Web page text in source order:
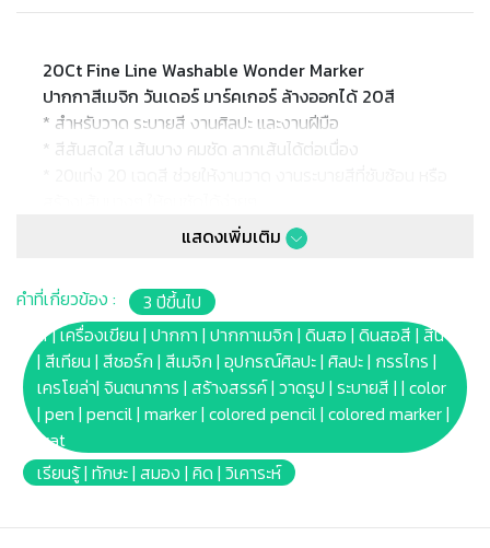
20Ct Fine Line Washable Wonder Marker
ปากกาสีเมจิก วันเดอร์ มาร์คเกอร์ ล้างออกได้ 20สี
* สำหรับวาด ระบายสี งานศิลปะ และงานฝีมือ
* สีสันสดใส เส้นบาง คมชัด ลากเส้นได้ต่อเนื่อง
* สีล้างออกได้ สามารถล้างสีออกจากผิวหนัง หรือซักออก
ฟอกขาว หรือน้ำยาฟอกผ้าขาวคลอรีน บลีช ซักซ้ำอีกครั้ง
หากคราบเลอะยังไม่หมด
* หลีกเลี่ยกการใช้งานสีบนวอลล์เปเปอร์ ผนังที่ทาสี ไม้ ไวนิล
พรม และวัสดุอื่นๆที่ไม่สามารถซักล้างได้
* หลังจากการทำความสะอาด สีอาจยังหลงเหลือจางๆ ขึ้นอยู่
กับวัสดุที่เลอะ ถือเป็นปกติ
* ไม่มีสารพิษ ปลอดภัย 100%
* ไม่เหมาะกับเด็กอายุต่ำกว่า 36เดือน ห้ามนำเข้าปาก หู จมูก
แสดงเพิ่มเติม
คำที่เกี่ยวข้อง :
3 ปีขึ้นไป
สี | เครื่องเขียน | ปากกา | ปากกาเมจิก | ดินสอ | ดินสอสี | สีน้ำ
| สีเทียน | สีชอร์ก | สีเมจิก | อุปกรณ์ศิลปะ | ศิลปะ | กรรไกร |
เครโยล่า| จินตนาการ | สร้างสรรค์ | วาดรูป | ระบายสี | | color
| pen | pencil | marker | colored pencil | colored marker |
wat
เรียนรู้ | ทักษะ | สมอง | คิด | วิเคาระห์